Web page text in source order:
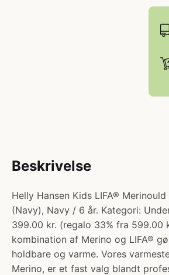
Beskrivelse
Helly Hansen Kids LIFA®
(Navy), Navy / 6 år. Kategori:
399.00 kr. (regalo 33% fra 599.00
kombination af Merino og LIFA®
holdbare og varme. Vores
Merino, er et fast valg blandt